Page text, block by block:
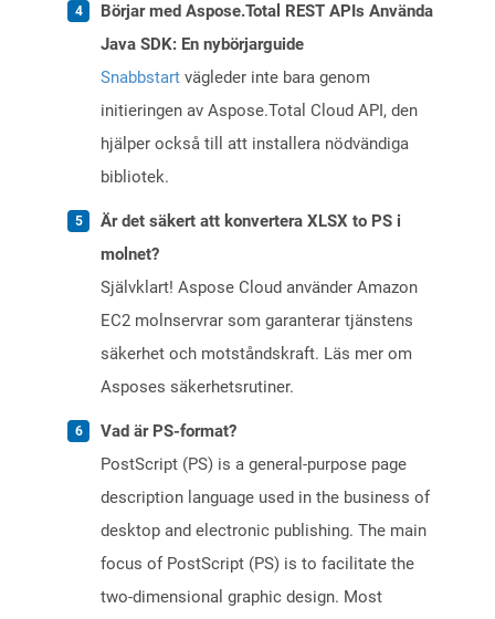
Börjar med Aspose.Total REST APIs Använda
Java SDK: En nybörjarguide
Snabbstart vägleder inte bara genom
initieringen av Aspose.Total Cloud API, den
hjälper också till att installera nödvändiga
bibliotek.
Är det säkert att konvertera XLSX to PS i
molnet?
Självklart! Aspose Cloud använder Amazon
EC2 molnservrar som garanterar tjänstens
säkerhet och motståndskraft. Läs mer om
Asposes säkerhetsrutiner.
Vad är PS-format?
PostScript (PS) is a general-purpose page
description language used in the business of
desktop and electronic publishing. The main
focus of PostScript (PS) is to facilitate the
two-dimensional graphic design. Most